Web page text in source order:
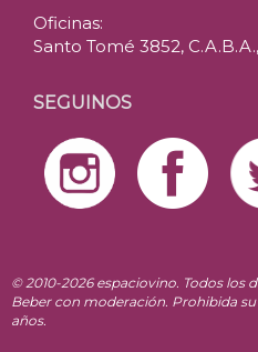
Oficinas:
Santo Tomé 3852,
SEGUINOS
© 2010-2026 espaciovino. Todos los
Beber con moderación. Prohibida su
años.